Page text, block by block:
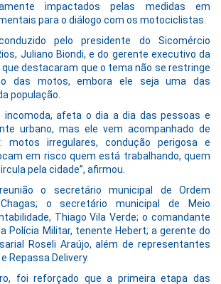
impactados pelas medidas em
para o diálogo com os motociclistas.
pelo presidente do Sicomércio
Juliano Biondi, e do gerente executivo da
que destacaram que o tema não se restringe
das motos, embora ele seja uma das
população.
incomoda, afeta o dia a dia das pessoas e
urbano, mas ele vem acompanhado de
motos irregulares, condução perigosa e
em risco quem está trabalhando, quem
pela cidade”, afirmou.
o secretário municipal de Ordem
Chagas; o secretário municipal de Meio
Thiago Vila Verde; o comandante
Polícia Militar, tenente Hebert; a gerente do
Roseli Araújo, além de representantes
Repassa Delivery.
foi reforçado que a primeira etapa das